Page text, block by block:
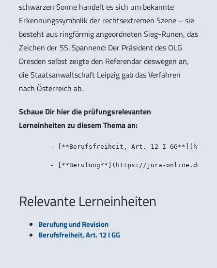
schwarzen Sonne handelt es sich um bekannte
Erkennungssymbolik der rechtsextremen Szene – sie
besteht aus ringförmig angeordneten Sieg-Runen, das
Zeichen der SS. Spannend: Der Präsident des OLG
Dresden selbst zeigte den Referendar deswegen an,
die Staatsanwaltschaft Leipzig gab das Verfahren
nach Österreich ab.
Schaue Dir hier die prüfungsrelevanten
Lerneinheiten zu diesem Thema an:
Relevante Lerneinheiten
Berufung und Revision
Berufsfreiheit, Art. 12 I GG